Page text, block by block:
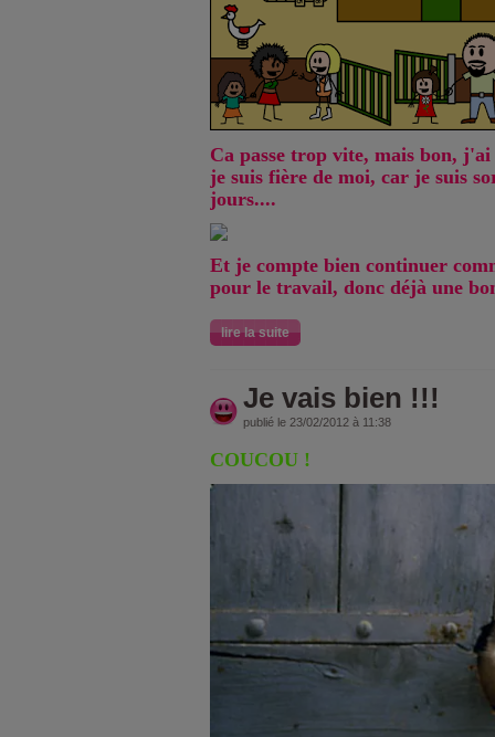
Ca passe trop vite, mais bon,
je suis fière de moi, car je suis
jours....
Et je compte bien continuer
pour le travail, donc déjà une
lire la suite
Je vais bien !!!
publié le 23/02/2012 à 11:38
COUCOU !